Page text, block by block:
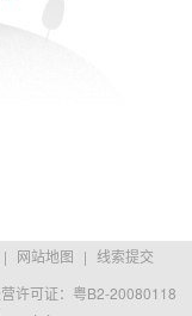
| 网站地图 | 线索提交
许可证：粤B2-20080118